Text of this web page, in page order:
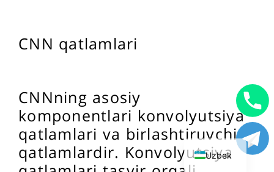
CNN qatlamlari
CNNning asosiy
komponentlari konvolyutsiya
qatlamlari va birlashtiruvchi
qatlamlardir. Konvolyutsiya
Uzbek
Russian
English